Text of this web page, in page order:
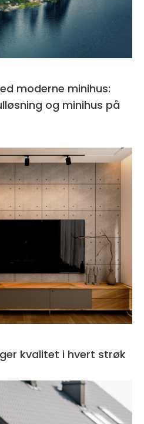
moderne minihus:
og minihus på
Malermester stavanger kvalitet i hvert strøk